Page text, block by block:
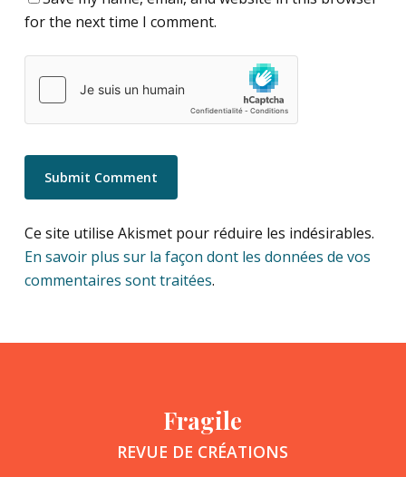
for the next time I comment.
Ce site utilise Akismet pour réduire les indésirables.
En savoir plus sur la façon dont les données de vos
commentaires sont traitées.
Fragile
REVUE DE CRÉATIONS